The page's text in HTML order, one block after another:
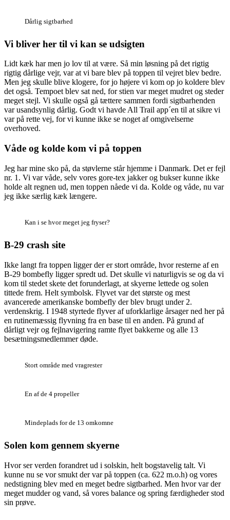
Dårlig sigtbarhed
Vi bliver her til vi kan se udsigten
Lidt kæk har men jo lov til at være. Så min løsning på det rigtig
rigtig dårlige vejr, var at vi bare blev på toppen til vejret blev bedre.
Men jeg skulle blive klogere, for jo højere vi kom op jo koldere blev
det også. Tempoet blev sat ned, for stien var meget mudret og steder
meget stejl. Vi skulle også gå tættere sammen fordi sigtbarhenden
var usandsynlig dårlig. Godt vi havde All Trail app´en til at sikre vi
var på rette vej, for vi kunne ikke se noget af omgivelserne
overhoved.
Våde og kolde kom vi på toppen
Jeg har mine sko på, da støvlerne står hjemme i Danmark. Det er fejl
nr. 1. Vi var våde, selv vores gore-tex jakker og bukser kunne ikke
holde alt regnen ud, men toppen nåede vi da. Kolde og våde, nu var
jeg ikke særlig kæk længere.
Kan i se hvor meget jeg fryser?
B-29 crash site
Ikke langt fra toppen ligger der er stort område, hvor resterne af en
B-29 bombefly ligger spredt ud. Det skulle vi naturligvis se og da vi
kom til stedet skete det forunderlagt, at skyerne lettede og solen
tittede frem. Helt symbolsk. Flyvet var det største og mest
avancerede amerikanske bombefly der blev brugt under 2.
verdenskrig. I 1948 styrtede flyver af uforklarlige årsager ned her på
en rutinemæssig flyvning fra en base til en anden. På grund af
dårligt vejr og fejlnavigering ramte flyet bakkerne og alle 13
besætningsmedlemmer døde.
Stort område med vragrester
En af de 4 propeller
Mindeplads for de 13 omkomne
Solen kom gennem skyerne
Hvor ser verden forandret ud i solskin, helt bogstavelig talt. Vi
kunne nu se vor smukt der var på toppen (ca. 622 m.o.h) og vores
nedstigning blev med en meget bedre sigtbarhed. Men hvor var der
meget mudder og vand, så vores balance og spring færdigheder stod
sin prøve.